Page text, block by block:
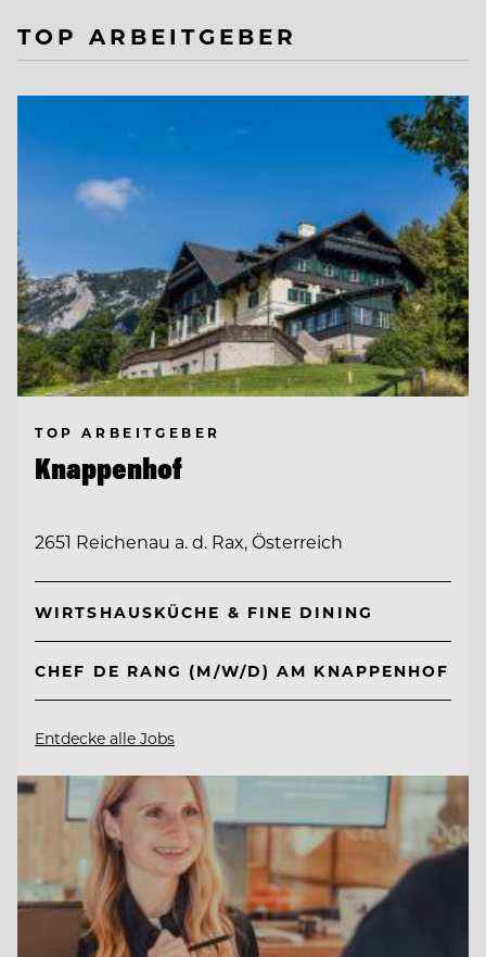
TOP ARBEITGEBER
TOP ARBEITGEBER
Knappenhof
2651 Reichenau a. d. Rax, Österreich
WIRTSHAUSKÜCHE & FINE DINING
CHEF DE RANG (M/W/D) AM KNAPPENHOF
Entdecke alle Jobs